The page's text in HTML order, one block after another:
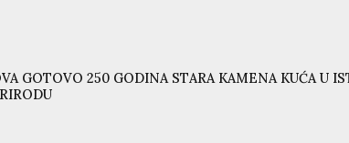
GOTOVO 250 GODINA STARA KAMENA KUĆA U